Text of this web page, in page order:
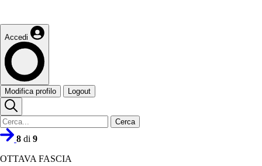
Accedi
Modifica profilo Logout
Cerca
8 di 9
OTTAVA FASCIA